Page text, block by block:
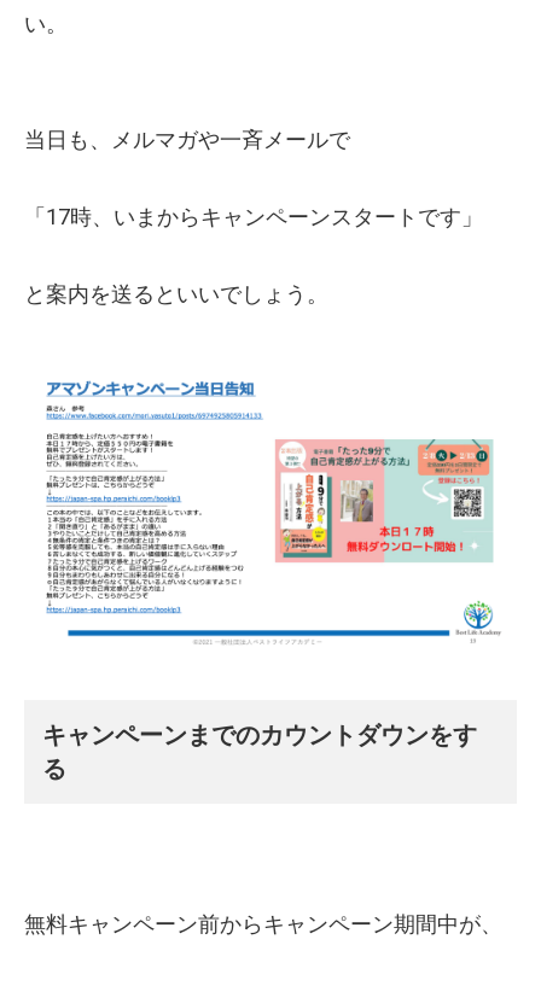
い。
当日も、メルマガや一斉メールで
「17時、いまからキャンペーンスタートです」
と案内を送るといいでしょう。
キャンペーンまでのカウントダウンをす
る
無料キャンペーン前からキャンペーン期間中が、